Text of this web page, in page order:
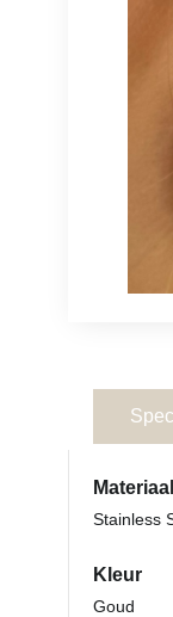
Materiaal
Stainless
Kleur
Goud